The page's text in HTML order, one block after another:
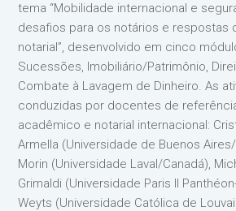
tema “Mobilidade internacional e
desafios para os notários e respostas
notarial”, desenvolvido em cinco
Sucessões, Imobiliário/Patrimônio,
Combate à Lavagem de Dinheiro. As
conduzidas por docentes de
acadêmico e notarial internacional:
Armella (Universidade de Buenos
Morin (Universidade Laval/Canadá),
Grimaldi (Universidade Paris II
Weyts (Universidade Católica de